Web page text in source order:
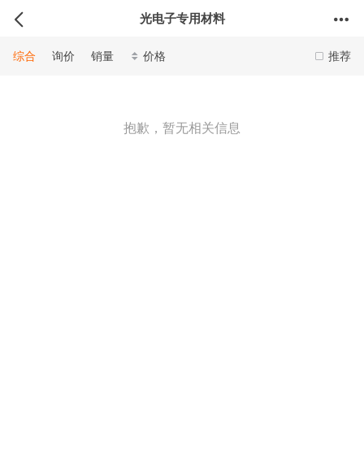
光电子专用材料
推荐
综合 询价 销量 价格
抱歉，暂无相关信息